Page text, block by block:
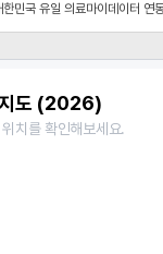
한민국 유일 의료마이데이터 연
지도 (2026)
치를 확인해보세요.